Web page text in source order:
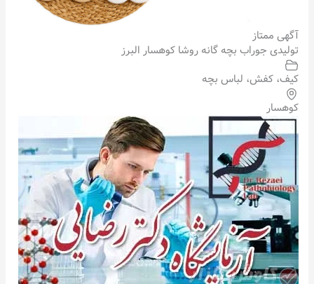
آگهی ممتاز
تولیدی جوراب بچه گانه روشا کوهسار البرز
کیف، کفش، لباس بچه
کوهسار